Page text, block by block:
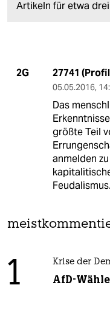
Artikeln für etwa
2G 27741
05.05.2016,
Das
größte Teil
anmelden
Feudalismus.
1 Krise der
AfD-